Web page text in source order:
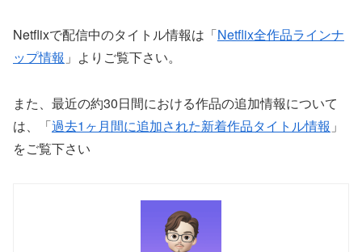
Netflixで配信中のタイトル情報は「Netflix全作品ラインナ
ップ情報 」よりご覧下さい。
また、最近の約30日間における作品の追加情報について
は、「過去1ヶ月間に追加された新着作品タイトル情報 」
をご覧下さい